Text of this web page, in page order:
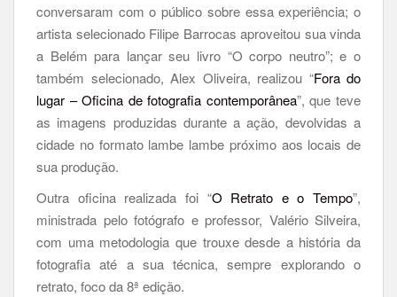
conversaram com o público sobre essa experiência; o
artista selecionado Filipe Barrocas aproveitou sua vinda
a Belém para lançar seu livro “O corpo neutro”; e o
também selecionado, Alex Oliveira, realizou “Fora do
lugar – Oficina de fotografia contemporânea”, que teve
as imagens produzidas durante a ação, devolvidas a
cidade no formato lambe lambe próximo aos locais de
sua produção.
Outra oficina realizada foi “O Retrato e o Tempo”,
ministrada pelo fotógrafo e professor, Valério Silveira,
com uma metodologia que trouxe desde a história da
fotografia até a sua técnica, sempre explorando o
retrato, foco da 8ª edição.